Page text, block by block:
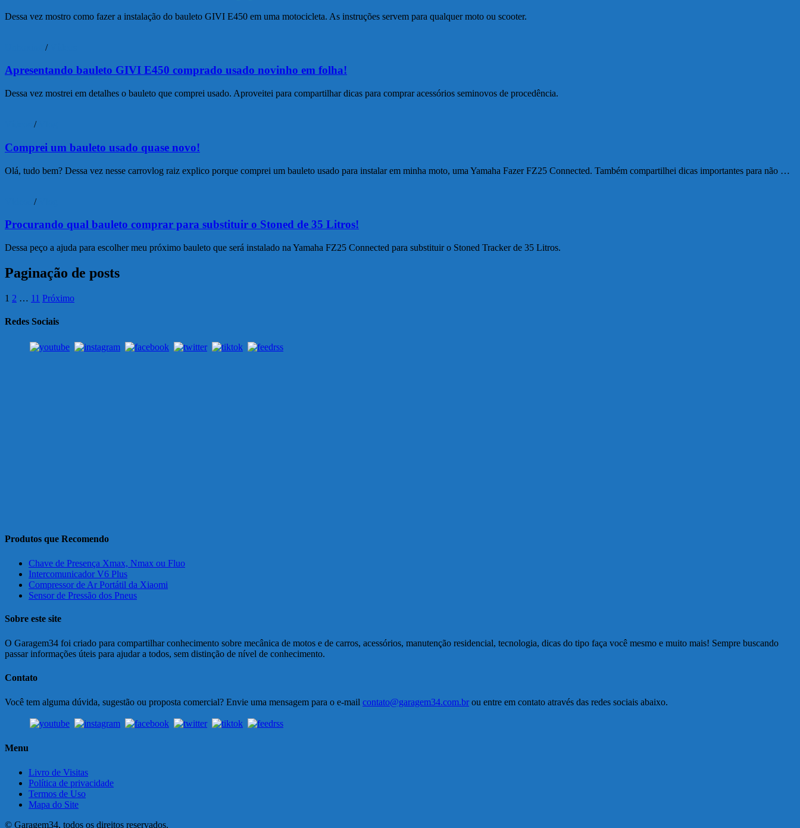
Dessa vez mostro como fazer a instalação do bauleto GIVI E450 em uma motocicleta. As instruções servem para qualquer moto ou scooter.
/
Apresentando bauleto GIVI E450 comprado usado novinho em folha!
Dessa vez mostrei em detalhes o bauleto que comprei usado. Aproveitei para compartilhar dicas para comprar acessórios seminovos de procedência.
/
Comprei um bauleto usado quase novo!
Olá, tudo bem? Dessa vez nesse carrovlog raiz explico porque comprei um bauleto usado para instalar em minha moto, uma Yamaha Fazer FZ25 Connected. Também compartilhei dicas importantes para não …
/
Procurando qual bauleto comprar para substituir o Stoned de 35 Litros!
Dessa peço a ajuda para escolher meu próximo bauleto que será instalado na Yamaha FZ25 Connected para substituir o Stoned Tracker de 35 Litros.
Paginação de posts
1 2 … 11 Próximo
Redes Sociais
Produtos que Recomendo
Chave de Presença Xmax, Nmax ou Fluo
Intercomunicador V6 Plus
Compressor de Ar Portátil da Xiaomi
Sensor de Pressão dos Pneus
Sobre este site
O Garagem34 foi criado para compartilhar conhecimento sobre mecânica de motos e de carros, acessórios, manutenção residencial, tecnologia, dicas do tipo faça você mesmo e muito mais! Sempre buscando
passar informações úteis para ajudar a todos, sem distinção de nível de conhecimento.
Contato
Você tem alguma dúvida, sugestão ou proposta comercial? Envie uma mensagem para o e-mail contato@garagem34.com.br ou entre em contato através das redes sociais abaixo.
Menu
Livro de Visitas
Política de privacidade
Termos de Uso
Mapa do Site
© Garagem34, todos os direitos reservados.